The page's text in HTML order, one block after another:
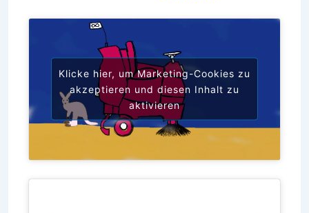
Klicke hier, um Marketing-Cookies zu
akzeptieren und diesen Inhalt zu
aktivieren